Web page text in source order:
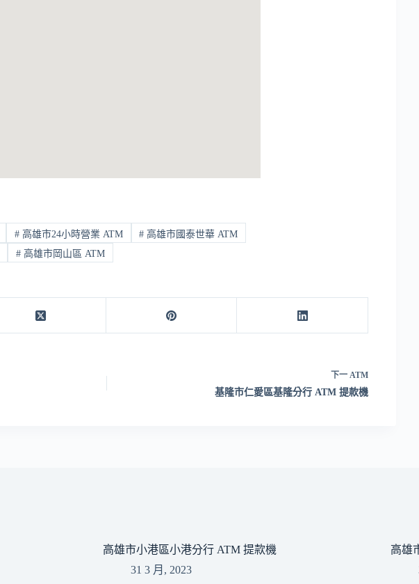
#高雄市24小時營業 ATM # 高雄市國泰世華 ATM
#高雄市岡山區 ATM
下一 ATM
基隆市仁愛區基隆分行 ATM 提款機
高雄市小港區小港分行 ATM 提款機
31 3 月, 2023
高雄